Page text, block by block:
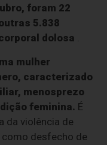
foram 22
5.838
dolosa .
mulher
caracterizado
menosprezo
feminina. É
da violência de
desfecho de